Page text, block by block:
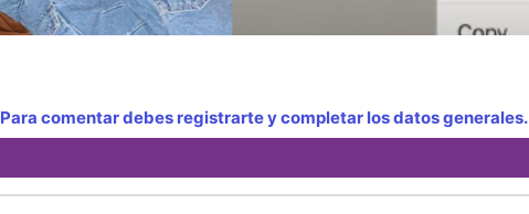
Para comentar debes registrarte y completar los datos generales.